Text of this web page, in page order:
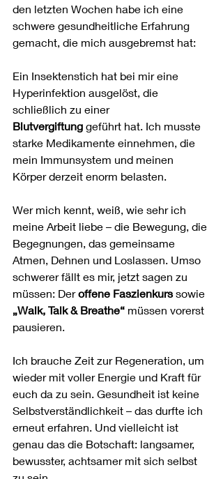
den letzten Wochen habe ich eine
schwere gesundheitliche Erfahrung
gemacht, die mich ausgebremst hat:
Ein Insektenstich hat bei mir eine
Hyperinfektion ausgelöst, die
schließlich zu einer
Blutvergiftung geführt hat. Ich musste
starke Medikamente einnehmen, die
mein Immunsystem und meinen
Körper derzeit enorm belasten.
Wer mich kennt, weiß, wie sehr ich
meine Arbeit liebe – die Bewegung, die
Begegnungen, das gemeinsame
Atmen, Dehnen und Loslassen. Umso
schwerer fällt es mir, jetzt sagen zu
müssen: Der offene Faszienkurs sowie
„Walk, Talk & Breathe“ müssen vorerst
pausieren.
Ich brauche Zeit zur Regeneration, um
wieder mit voller Energie und Kraft für
euch da zu sein. Gesundheit ist keine
Selbstverständlichkeit – das durfte ich
erneut erfahren. Und vielleicht ist
genau das die Botschaft: langsamer,
bewusster, achtsamer mit sich selbst